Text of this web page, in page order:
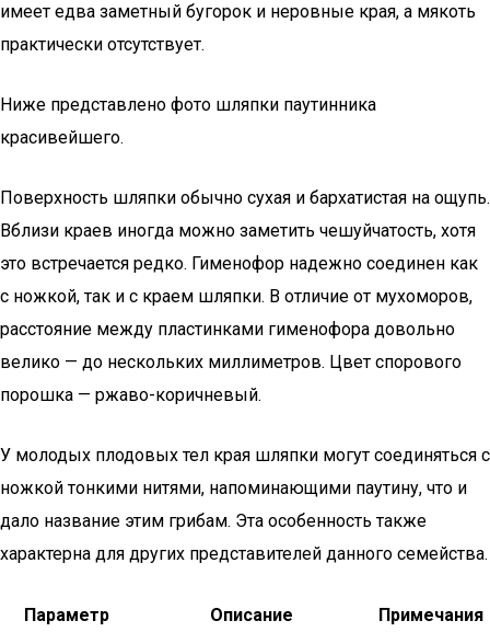
имеет едва заметный бугорок и неровные края, а мякоть
практически отсутствует.
Ниже представлено фото шляпки паутинника
красивейшего.
Поверхность шляпки обычно сухая и бархатистая на ощупь.
Вблизи краев иногда можно заметить чешуйчатость, хотя
это встречается редко. Гименофор надежно соединен как
с ножкой, так и с краем шляпки. В отличие от мухоморов,
расстояние между пластинками гименофора довольно
велико — до нескольких миллиметров. Цвет спорового
порошка — ржаво-коричневый.
У молодых плодовых тел края шляпки могут соединяться с
ножкой тонкими нитями, напоминающими паутину, что и
дало название этим грибам. Эта особенность также
характерна для других представителей данного семейства.
Параметр Описание
Примечания